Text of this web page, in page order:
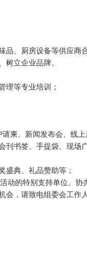
、厨房设备等供应商
立企业品牌。
理等专业培训；
柬、新闻发布会、线上
书签、手提袋、现场
盛典、礼品赞助等；
动的特别支持单位、
，请致电组委会工作